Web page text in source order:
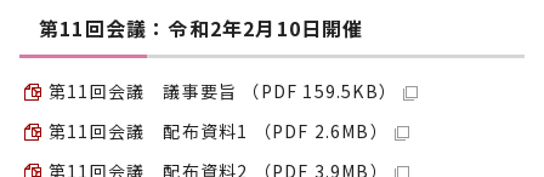
第11回会議：令和2年2月10日開催
第11回会議 議事要旨 （PDF 159.5KB）
第11回会議 配布資料1 （PDF 2.6MB）
第11回会議 配布資料2 （PDF 3.9MB）